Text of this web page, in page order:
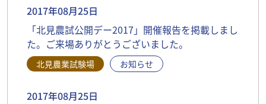
2017年08月25日
「北見農試公開デー2017」開催報告を掲載しまし
た。ご来場ありがとうございました。
北見農業試験場 お知らせ
2017年08月25日